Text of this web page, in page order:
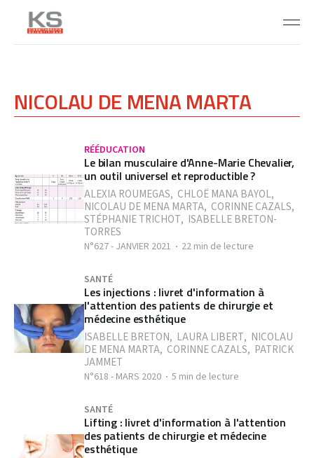
NICOLAU DE MENA MARTA
RÉÉDUCATION
Le bilan musculaire d'Anne-Marie Chevalier,
un outil universel et reproductible ?
ALEXIA ROUMEGAS, CHLOË MANA BAYOL,
NICOLAU DE MENA MARTA, CORINNE CAZALS,
STÉPHANIE TRICHOT, ISABELLE BRETON-
TORRES
N°627 - JANVIER 2021 22 min de lecture
SANTÉ
Les injections : livret d'information à
l'attention des patients de chirurgie et
médecine esthétique
ISABELLE BRETON, LAURA LIBERT, NICOLAU
DE MENA MARTA, CORINNE CAZALS, PATRICK
JAMMET
N°618 - MARS 2020 5 min de lecture
SANTÉ
Lifting : livret d'information à l'attention
des patients de chirurgie et médecine
esthétique